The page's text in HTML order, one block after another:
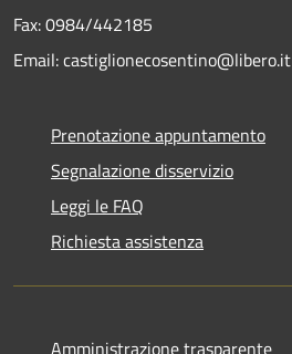
Fax: 0984/442185
Email: castiglionecosentino@libero.it
Prenotazione appuntamento
Segnalazione disservizio
Leggi le FAQ
Richiesta assistenza
Amministrazione trasparente